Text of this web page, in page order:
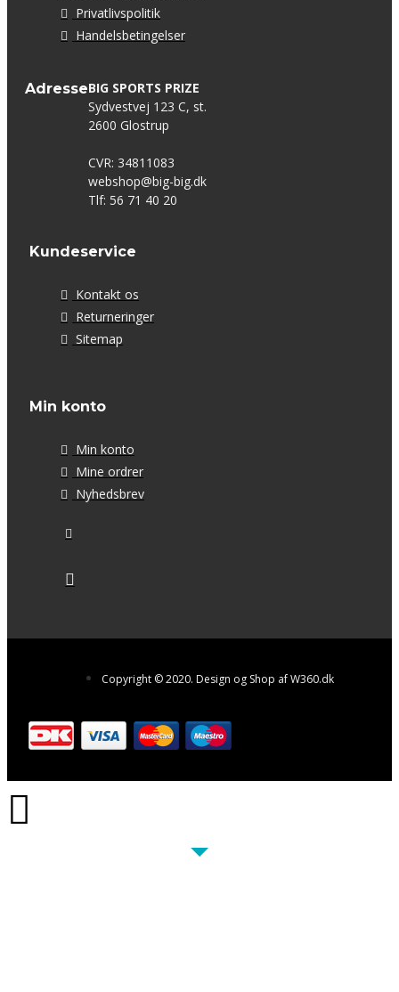
Privatlivspolitik
Handelsbetingelser
AdresseBIG SPORTS PRIZE
Sydvestvej 123 C, st.
2600 Glostrup
CVR: 34811083
webshop@big-big.dk
Tlf: 56 71 40 20
Kundeservice
Kontakt os
Returneringer
Sitemap
Min konto
Min konto
Mine ordrer
Nyhedsbrev
Copyright © 2020. Design og Shop af W360.dk